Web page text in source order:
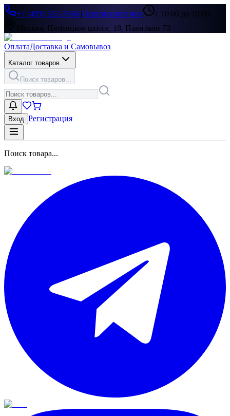
+7 (499) 322-33-86|Перезвоните мне
с 10:00 до 19:00
Москва, Пятницкое шоссе, 18, Павильон 73
ОплатаДоставка и Самовывоз
Каталог товаров
Поиск товаров...
Вход Регистрация
Поиск товара...